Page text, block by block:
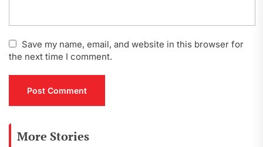
Save my name, email, and website in this browser for
the next time I comment.
More Stories